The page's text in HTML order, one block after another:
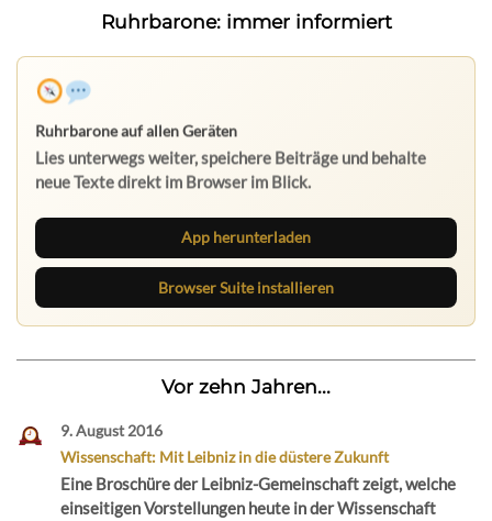
Ruhrbarone: immer informiert
App herunterladen
Browser Suite installieren
Vor zehn Jahren...
9. August 2016
Wissenschaft: Mit Leibniz in die düstere Zukunft
Eine Broschüre der Leibniz-Gemeinschaft zeigt, welche
einseitigen Vorstellungen heute in der Wissenschaft